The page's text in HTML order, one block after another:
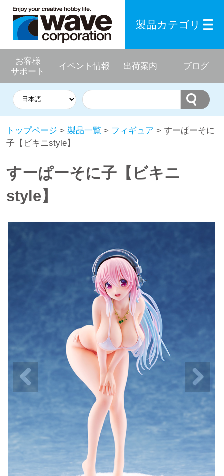
お客様
サポート
イベント情報 出荷案内 ブログ
製品カテゴリ
トップページ > 製品一覧 > フィギュア > すーぱーそに
子【ビキニstyle】
すーぱーそに子【ビキニ
style】